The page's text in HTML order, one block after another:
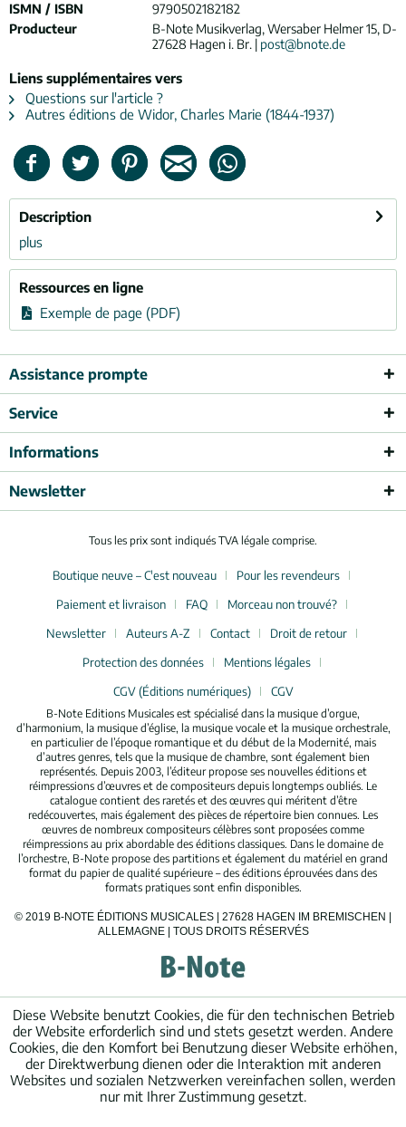
ISMN / ISBN
9790502182182
Producteur
B-Note Musikverlag, Wersaber Helmer 15, D-
27628 Hagen i. Br. | post@bnote.de
Liens supplémentaires vers
Questions sur l'article ?
Autres éditions de Widor, Charles Marie (1844-1937)
Description
plus
Ressources en ligne
Exemple de page (PDF)
Assistance prompte
Service
Informations
Newsletter
Tous les prix sont indiqués TVA légale comprise.
Boutique neuve – C'est nouveau
Pour les revendeurs
Paiement et livraison
FAQ
Morceau non trouvé?
Newsletter
Auteurs A-Z Contact
Droit de retour
Protection des données
Mentions légales
CGV (Éditions numériques)
CGV
B-Note Editions Musicales est spécialisé dans la musique d’orgue,
d’harmonium, la musique d’église, la musique vocale et la musique orchestrale,
en particulier de l’époque romantique et du début de la Modernité, mais
d’autres genres, tels que la musique de chambre, sont également bien
représentés. Depuis 2003, l’éditeur propose ses nouvelles éditions et
réimpressions d’œuvres et de compositeurs depuis longtemps oubliés. Le
catalogue contient des raretés et des œuvres qui méritent d’être
redécouvertes, mais également des pièces de répertoire bien connues. Les
œuvres de nombreux compositeurs célèbres sont proposées comme
réimpressions au prix abordable des éditions classiques. Dans le domaine de
l’orchestre, B-Note propose des partitions et également du matériel en grand
format du papier de qualité supérieure – des éditions éprouvées dans des
formats pratiques sont enfin disponibles.
© 2019 B-NOTE ÉDITIONS MUSICALES | 27628 HAGEN IM BREMISCHEN |
ALLEMAGNE | TOUS DROITS RÉSERVÉS
Diese Website benutzt Cookies, die für den technischen Betrieb
der Website erforderlich sind und stets gesetzt werden. Andere
Cookies, die den Komfort bei Benutzung dieser Website erhöhen,
der Direktwerbung dienen oder die Interaktion mit anderen
Websites und sozialen Netzwerken vereinfachen sollen, werden
nur mit Ihrer Zustimmung gesetzt.